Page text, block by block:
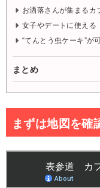
お洒落さんが集まるカ
女子やデートに使える
“てんとう虫ケーキ”が
まとめ
まずは地図を確